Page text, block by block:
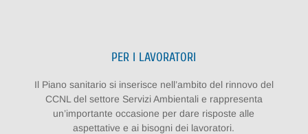
PER I LAVORATORI
Il Piano sanitario si inserisce nell’ambito del rinnovo del
CCNL del settore Servizi Ambientali e rappresenta
un’importante occasione per dare risposte alle
aspettative e ai bisogni dei lavoratori.